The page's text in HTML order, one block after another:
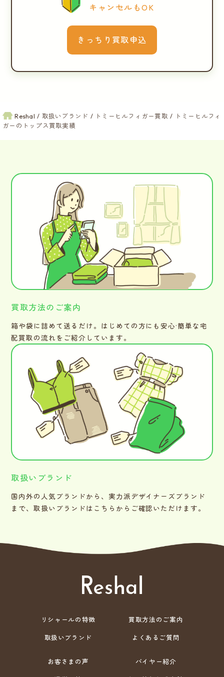
キャンセルもOK
きっちり買取申込
Reshal 取扱いブランド トミーヒルフィガー買取
トミーヒルフィ
ガーのトップス買取実績
買取方法のご案内
箱や袋に詰めて送るだけ。はじめての方にも安心·簡単な宅
配買取の流れをご紹介しています。
取扱いブランド
国内外の人気ブランドから、実力派デザイナーズブランド
まで、取扱いブランドはこちらからご確認いただけます。
リシャールの特徴
買取方法のご案内
取扱いブランド
よくあるご質問
お客さまの声
バイヤー紹介